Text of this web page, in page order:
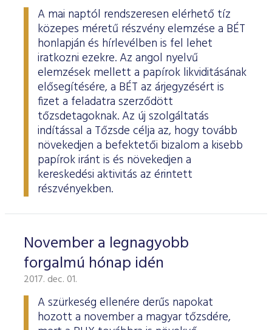
A mai naptól rendszeresen elérhető tíz
közepes méretű részvény elemzése a BÉT
honlapján és hírlevélben is fel lehet
iratkozni ezekre. Az angol nyelvű
elemzések mellett a papírok likviditásának
elősegítésére, a BÉT az árjegyzésért is
fizet a feladatra szerződött
tőzsdetagoknak. Az új szolgáltatás
indítással a Tőzsde célja az, hogy tovább
növekedjen a befektetői bizalom a kisebb
papírok iránt is és növekedjen a
kereskedési aktivitás az érintett
részvényekben.
November a legnagyobb
forgalmú hónap idén
2017. dec. 01.
A szürkeség ellenére derűs napokat
hozott a november a magyar tőzsdére,